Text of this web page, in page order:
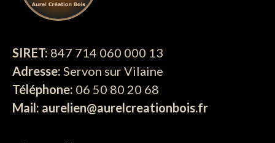
SIRET: 847 714 060 000 13
Adresse: Servon sur Vilaine
Téléphone: 06 50 80 20 68
Mail: aurelien@aurelcreationbois.fr